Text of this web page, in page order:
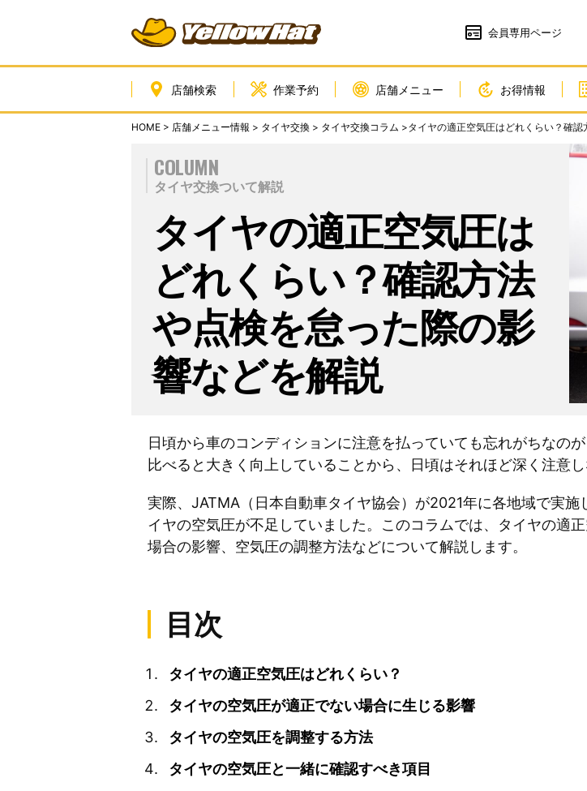
会員専用ページ
店舗検索 作業予約 店舗メニュー お得情報
HOME > 店舗メニュー情報 > タイヤ交換 > タイヤ交換コラム >タイヤの適正空気圧はどれくらい？確
COLUMN
タイヤ交換ついて解説
タイヤの適正空気圧は
どれくらい？確認方法
や点検を怠った際の影
響などを解説
日頃から車のコンディションに注意を払っていても忘れがちなの
比べると大きく向上していることから、日頃はそれほど深く注意
実際、JATMA（日本自動車タイヤ協会）が2021年に各地域で実
イヤの空気圧が不足していました。このコラムでは、タイヤの適
場合の影響、空気圧の調整方法などについて解説します。
目次
タイヤの適正空気圧はどれくらい？
タイヤの空気圧が適正でない場合に生じる影響
タイヤの空気圧を調整する方法
タイヤの空気圧と一緒に確認すべき項目